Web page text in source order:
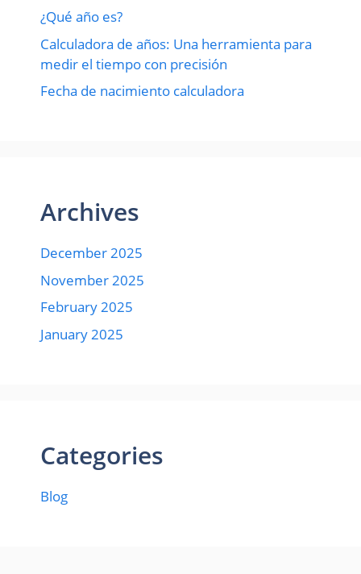
¿Qué año es?
Calculadora de años: Una herramienta para
medir el tiempo con precisión
Fecha de nacimiento calculadora
Archives
December 2025
November 2025
February 2025
January 2025
Categories
Blog